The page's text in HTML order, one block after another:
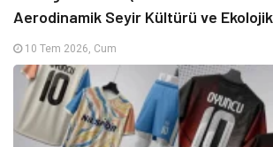
Aerodinamik Seyir Kültürü ve
10 Tem 2026, Cum